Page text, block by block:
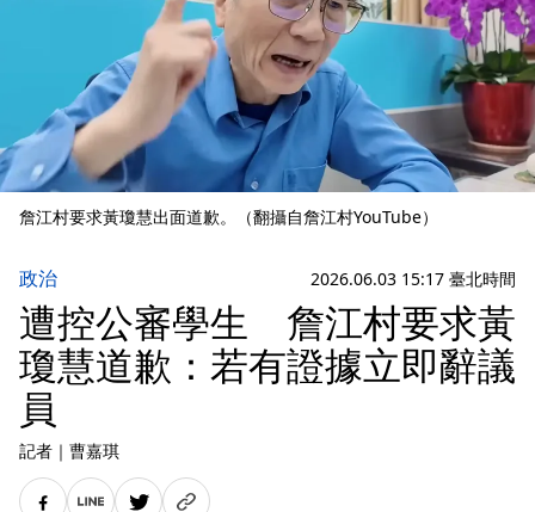
詹江村要求黃瓊慧出面道歉。（翻攝自詹江村YouTube）
政治 2026.06.03 15:17 臺北時間
遭控公審學生 詹江村要求黃
瓊慧道歉：若有證據立即辭議
員
記者 ｜ 曹嘉琪